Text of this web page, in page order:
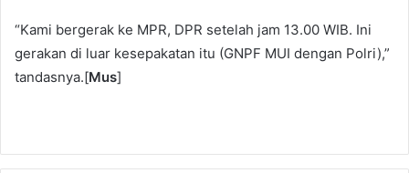
“Kami bergerak ke MPR, DPR setelah jam 13.00 WIB. Ini
gerakan di luar kesepakatan itu (GNPF MUI dengan Polri),”
tandasnya.[Mus]